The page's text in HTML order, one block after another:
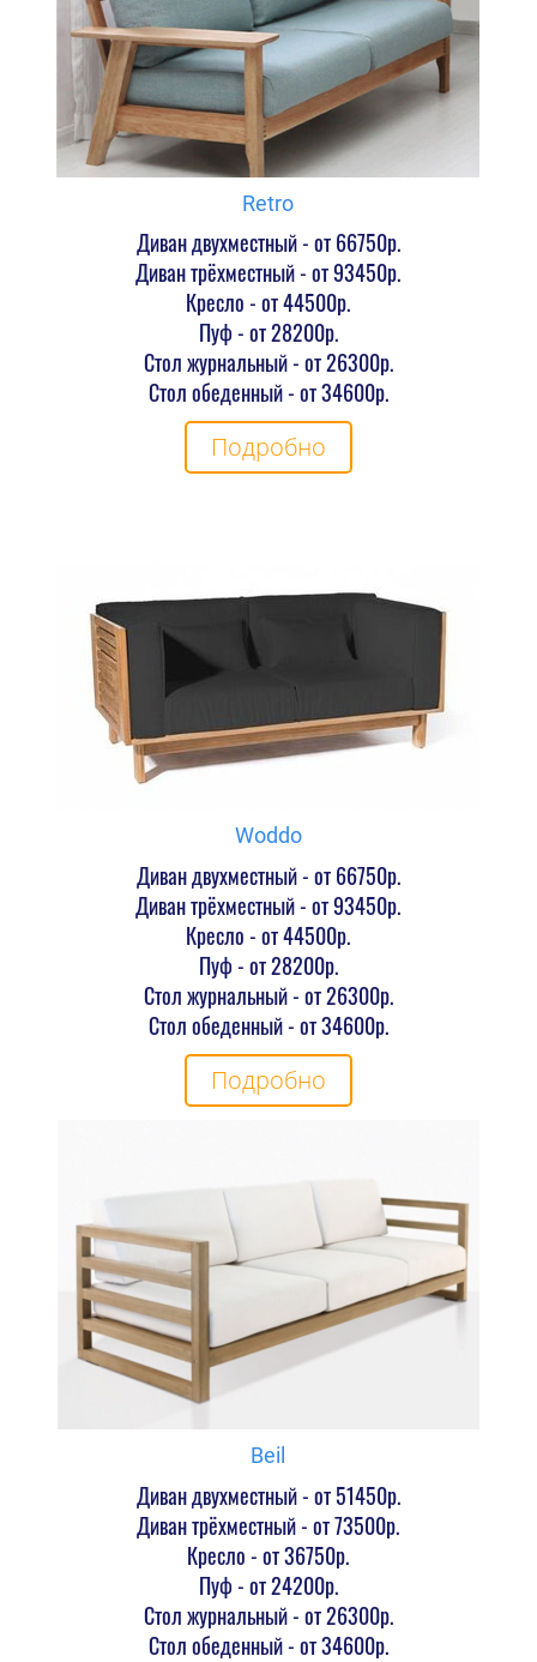
Retro
Диван двухместный - от 66750р.
Диван трёхместный - от 93450р.
Кресло - от 44500р.
Пуф - от 28200р.
Стол журнальный - от 26300р.
Стол обеденный - от 34600р.
Подробно
Woddo
Диван двухместный - от 66750р.
Диван трёхместный - от 93450р.
Кресло - от 44500р.
Пуф - от 28200р.
Стол журнальный - от 26300р.
Стол обеденный - от 34600р.
Подробно
Beil
Диван двухместный - от 51450р.
Диван трёхместный - от 73500р.
Кресло - от 36750р.
Пуф - от 24200р.
Стол журнальный - от 26300р.
Стол обеденный - от 34600р.